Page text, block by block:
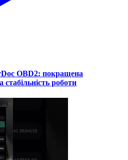
OBD2: покращена
стабільність роботи